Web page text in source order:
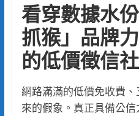
看穿數據水
抓猴」品牌
的低價徵信
網路滿滿的低價免收費
來的假象。真正具備公